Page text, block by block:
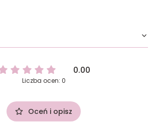
0.00
Liczba ocen: 0
Oceń i opisz